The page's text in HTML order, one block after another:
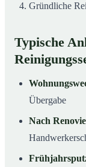
Gründliche
Typische
Übergabe
Nach